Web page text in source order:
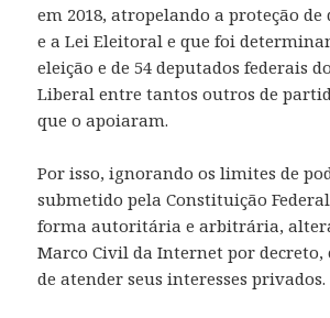
em 2018, atropelando a proteção de
e a Lei Eleitoral e que foi
eleição e de 54 deputados federais
Liberal entre tantos outros de
que o apoiaram.
Por isso, ignorando os limites de
submetido pela Constituição
forma autoritária e arbitrária,
Marco Civil da Internet por decreto,
de atender seus interesses privados.